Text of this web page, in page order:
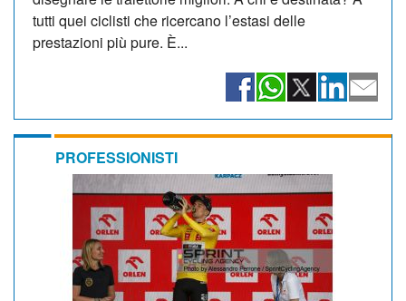
tutti quei ciclisti che ricercano l’estasi delle
prestazioni più pure. È...
PROFESSIONISTI